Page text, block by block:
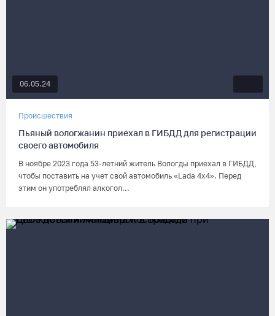
06.05.24
Происшествия
Пьяный вологжанин приехал в ГИБДД для регистрации
своего автомобиля
В ноябре 2023 года 53-летний житель Вологды приехал в ГИБДД,
чтобы поставить на учет свой автомобиль «Lada 4x4». Перед
этим он употреблял алкогол...